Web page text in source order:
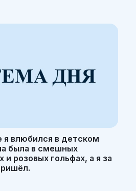
я влюбился в детском
была в смешных
и розовых гольфах, а я за